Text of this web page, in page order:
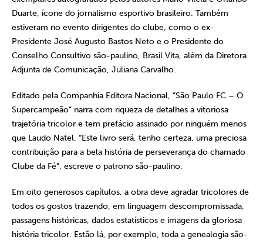
Duarte, ícone do jornalismo esportivo brasileiro. Também
estiveram no evento dirigentes do clube, como o ex-
Presidente José Augusto Bastos Neto e o Presidente do
Conselho Consultivo são-paulino, Brasil Vita, além da Diretora
Adjunta de Comunicação, Juliana Carvalho.
Editado pela Companhia Editora Nacional, “São Paulo FC – O
Supercampeão” narra com riqueza de detalhes a vitoriosa
trajetória tricolor e tem prefácio assinado por ninguém menos
que Laudo Natel. “Este livro será, tenho certeza, uma preciosa
contribuição para a bela história de perseverança do chamado
Clube da Fé”, escreve o patrono são-paulino.
Em oito generosos capítulos, a obra deve agradar tricolores de
todos os gostos trazendo, em linguagem descompromissada,
passagens históricas, dados estatísticos e imagens da gloriosa
história tricolor. Estão lá, por exemplo, toda a genealogia são-